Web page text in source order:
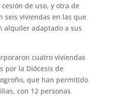
de uso, y otra de
seis viviendas en las que
alquiler adaptado a sus
cuatro viviendas
por la Diócesis de
que han permitido
con 12 personas